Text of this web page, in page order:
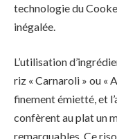
technologie du
inégalée.
L’utilisation
riz « Carnaroli » ou «
finement émietté, et
confèrent au plat un
remarquables. Ce